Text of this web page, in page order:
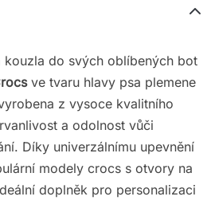
kouzla do svých oblíbených bot
ve tvaru hlavy psa plemene
z vysoce kvalitního
a odolnost vůči
Díky univerzálnímu upevnění
modely crocs s otvory na
doplněk pro personalizaci